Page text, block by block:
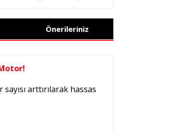
Önerileriniz
arttırılarak hassas